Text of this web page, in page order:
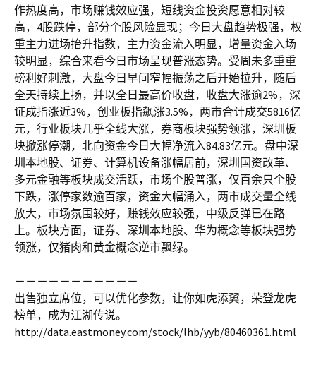
作热度高，市场赚钱效应强，短线资金投资愿意相对较
高，4股跌停，部分个股风险显现；今日大盘趋势极强，权
重主力进场抬升指数，主力资金流入明显，增量资金入场
较明显，综合来看今日市场呈现普涨态势。受周未多重重
磅利好刺激，大盘今日早间窄幅振荡之后开始拉升，随后
全天持续上扬，并以全日最高价收盘，收盘大涨逾2%，深
证成指涨近3%，创业板指飙涨3.5%，两市合计成交5816亿
元，行业板块几乎全线大涨，券商板块强势领涨，深圳板
块掀涨停潮，北向资金今日大幅净流入84.83亿元。盘中深
圳本地股、证券、计算机设备涨幅居前，深圳国资改革、
多元金融等板块成交活跃，市场个股普涨，仅百余只个股
下跌，涨停家数逾百家，资金大幅涌入，两市成交量全线
放大，市场氛围较好，赚钱效应较强，中级反弹已在路
上。板块方面，证券、深圳本地股、华为概念等板块强势
领涨，仅猪肉和黄金概念逆市飘绿。
－－－－－－－－－－－
出售独立席位，可以优化参数，让你如虎添翼，荣登龙虎
榜单，成为江湖传说。
http://data.eastmoney.com/stock/lhb/yyb/80460361.html